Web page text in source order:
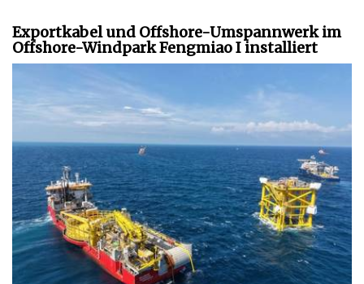
Exportkabel und Offshore-Umspannwerk im
Offshore-Windpark Fengmiao I installiert